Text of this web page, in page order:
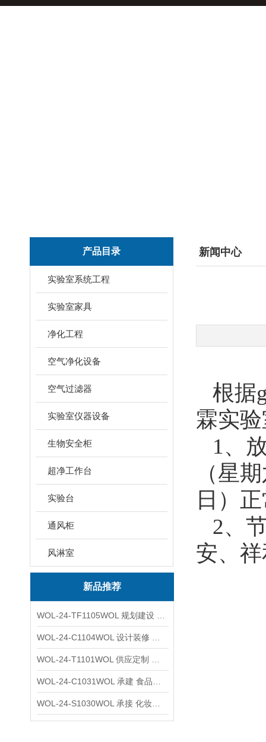
产品目录
实验室系统工程
实验室家具
净化工程
空气净化设备
空气过滤器
实验室仪器设备
生物安全柜
超净工作台
实验台
通风柜
风淋室
新品推荐
新闻中心
根据
霖实
1、
（星
日）
2、
安、